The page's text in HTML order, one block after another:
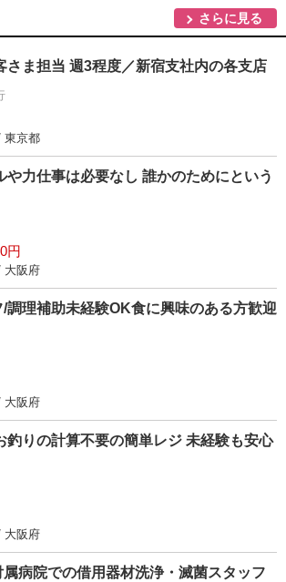
さらに見る
さま担当 週3程度／新宿支社内の各支店
東京都
や力仕事は必要なし 誰かのためにという
円
大阪府
調理補助未経験OK食に興味のある方歓迎
大阪府
釣りの計算不要の簡単レジ 未経験も安心
大阪府
病院での借用器材洗浄・滅菌スタッフ